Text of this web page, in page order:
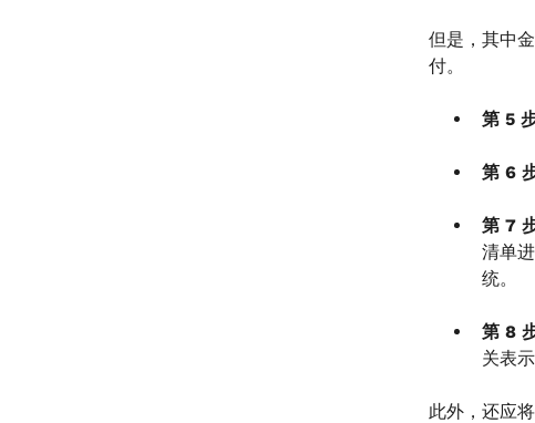
但是，其中
付。
第 5
第 6
第 7
清单
统。
第 8
关表
此外，还应